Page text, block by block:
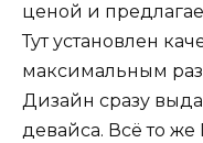
ценой и
Тут установлен
максимальным
Дизайн сразу
девайса. Всё то